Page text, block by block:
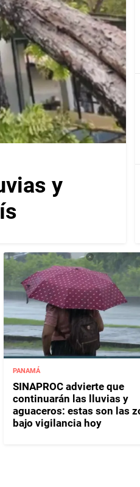
y
PANAMÁ
SINAPROC advierte que
continuarán las lluvias y
aguaceros: estas son las
bajo vigilancia hoy